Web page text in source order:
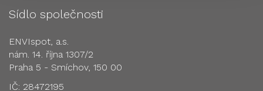
Sídlo společnosti
ENVIspot, a.s.
nám. 14. října 1307/2
Praha 5 - Smíchov, 150 00
IČ: 28472195